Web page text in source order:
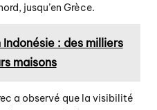
jusqu’en Grèce.
: des milliers
maisons
a observé que la visibilité